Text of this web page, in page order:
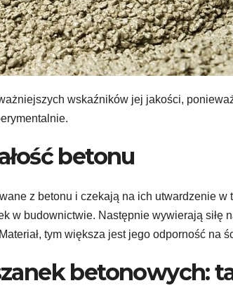
wskaźników jej jakości,
betonu
z betonu i czekają na ich utwardzenie w
w budownictwie. Następnie wywierają siłę
tym większa jest jego odporność na
betonowych: